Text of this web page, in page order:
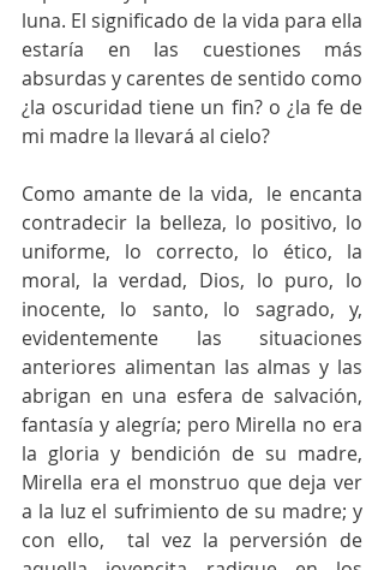
luna. El significado de la vida para ella
estaría en las cuestiones más
absurdas y carentes de sentido como
¿la oscuridad tiene un fin? o ¿la fe de
mi madre la llevará al cielo?
Como amante de la vida,  le encanta
contradecir la belleza, lo positivo, lo
uniforme, lo correcto, lo ético, la
moral, la verdad, Dios, lo puro, lo
inocente, lo santo, lo sagrado, y,
evidentemente las situaciones
anteriores alimentan las almas y las
abrigan en una esfera de salvación,
fantasía y alegría; pero Mirella no era
la gloria y bendición de su madre,
Mirella era el monstruo que deja ver
a la luz el sufrimiento de su madre; y
con ello,  tal vez la perversión de